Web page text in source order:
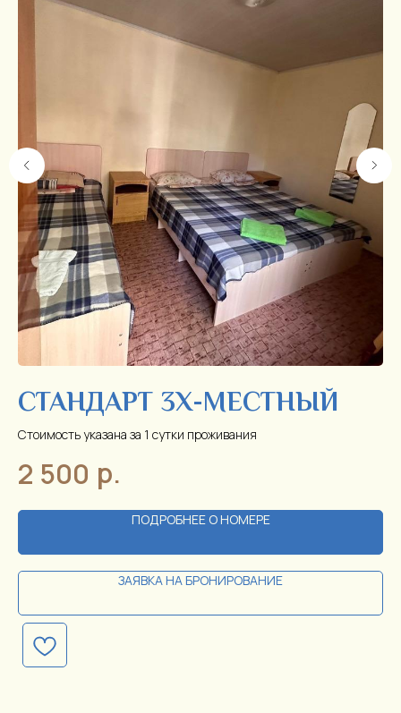
СТАНДАРТ 3Х-МЕСТНЫЙ
Стоимость указана за 1 сутки проживания
2 500 р.
ПОДРОБНЕЕ О НОМЕРЕ
ЗАЯВКА НА БРОНИРОВАНИЕ